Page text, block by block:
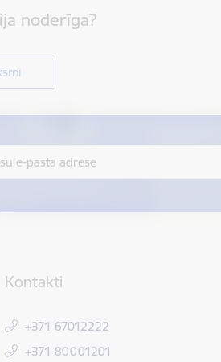
noderīga?
Kontakti
+371 67012222
+371 80001201